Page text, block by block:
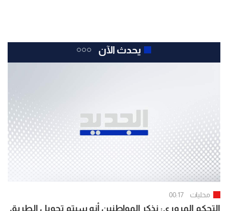
يحدث الآن
محليات 00:17
التحكم المروري: نذكر المواطنين أنه سيتم تحويل الطريق